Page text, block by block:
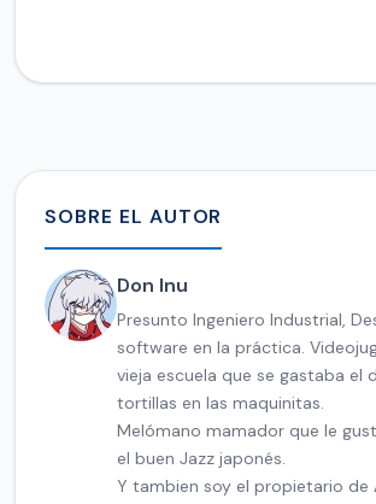
SOBRE EL AUTOR
Don Inu
Presunto Ingeniero Industrial,
software en la práctica.
vieja escuela que se gastaba el
tortillas en las maquinitas.
Melómano mamador que le
el buen Jazz japonés.
Y tambien soy el propietario de